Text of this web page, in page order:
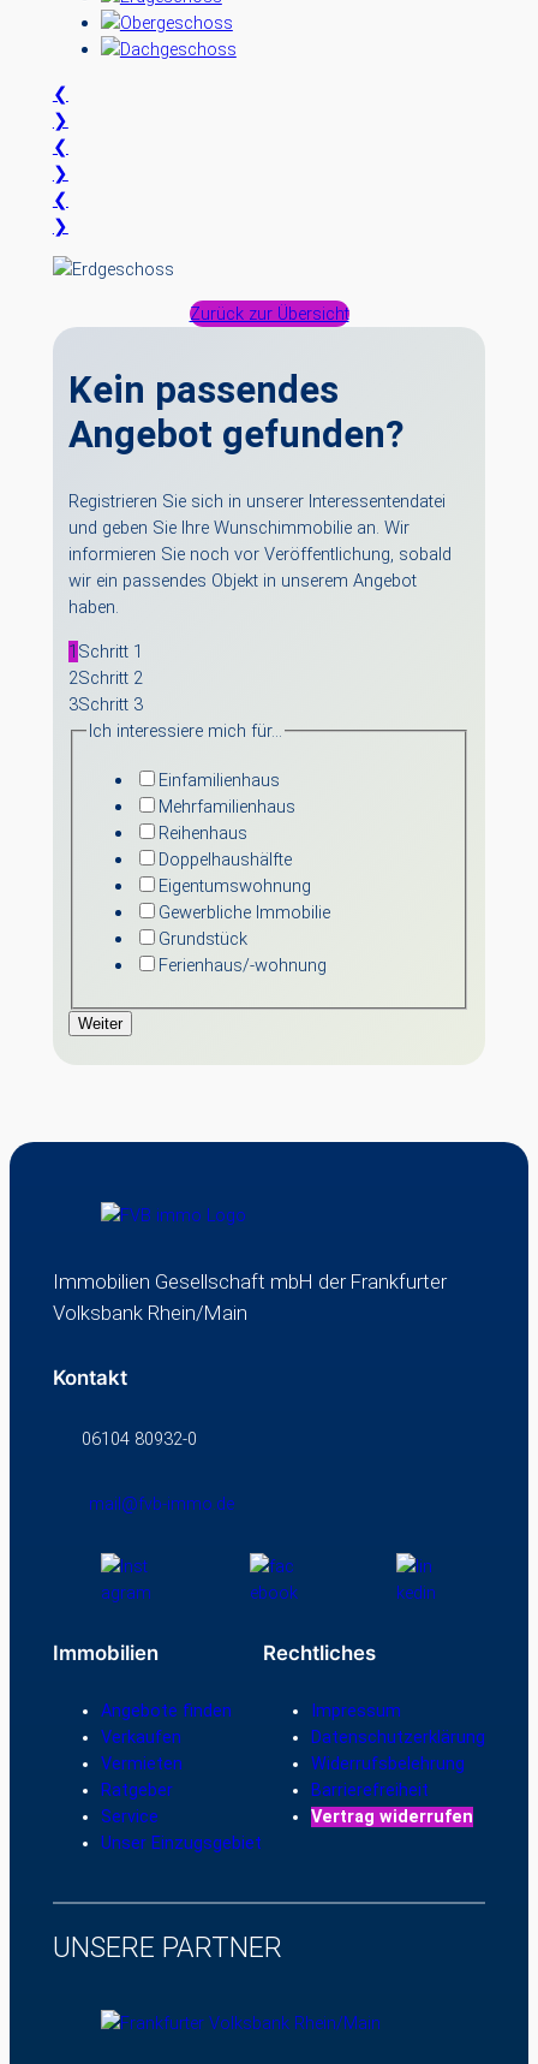
❮
❯
❮
❯
❮
❯
Zurück zur Übersicht
Kein passendes
Angebot gefunden?
Registrieren Sie sich in unserer Interessentendatei
und geben Sie Ihre Wunschimmobilie an. Wir
informieren Sie noch vor Veröffentlichung, sobald
wir ein passendes Objekt in unserem Angebot
haben.
1 Schritt 1
2Schritt 2
3Schritt 3
Ich interessiere mich für…
Einfamilienhaus
Mehrfamilienhaus
Reihenhaus
Doppelhaushälfte
Eigentumswohnung
Gewerbliche Immobilie
Grundstück
Ferienhaus/-wohnung
Weiter
Immobilien Gesellschaft mbH der Frankfurter
Volksbank Rhein/Main
Kontakt
06104 80932-0
mail@fvb-immo.de
Immobilien
Angebote finden
Verkaufen
Vermieten
Ratgeber
Service
Unser Einzugsgebiet
Rechtliches
Impressum
Datenschutzerklärung
Widerrufsbelehrung
Barrierefreiheit
Vertrag widerrufen
UNSERE PARTNER